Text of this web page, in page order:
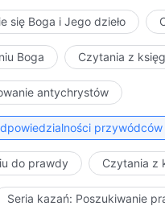
się Boga i Jego dzieło
Boga Czytania z
antychrystów
do prawdy Czytania z
Seria kazań: Poszukiwanie